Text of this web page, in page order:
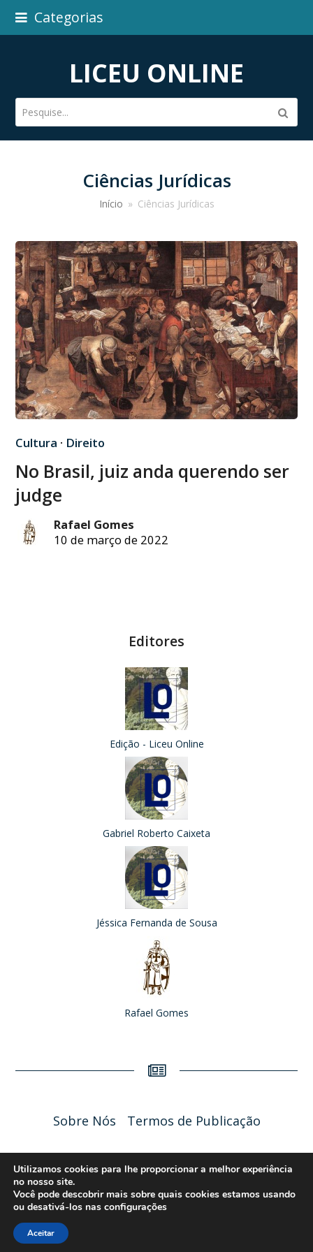
Categorias
LICEU ONLINE
Pesquise...
Ciências Jurídicas
Início » Ciências Jurídicas
Cultura · Direito
No Brasil, juiz anda querendo ser
judge
Rafael Gomes
10 de março de 2022
Editores
Edição - Liceu Online
Gabriel Roberto Caixeta
Jéssica Fernanda de Sousa
Rafael Gomes
Sobre Nós Termos de Publicação
Liceu Online 2026 - Política de Privacidade
Utilizamos cookies para lhe proporcionar a melhor experiência
no nosso site.
Você pode descobrir mais sobre quais cookies estamos usando
ou desativá-los nas configurações
Aceitar